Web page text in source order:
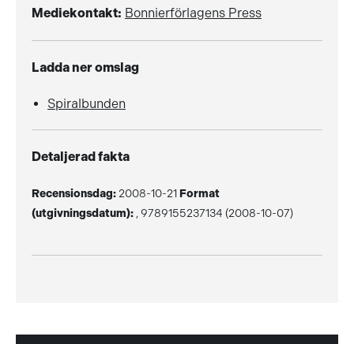
Mediekontakt: Bonnierförlagens Press
Ladda ner omslag
Spiralbunden
Detaljerad fakta
Recensionsdag: 2008-10-21 Format
(utgivningsdatum): , 9789155237134 (2008-10-07)